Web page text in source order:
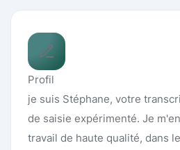
Profil
je suis Stéphane, votre
de saisie expérimenté. Je
travail de haute qualité, dans